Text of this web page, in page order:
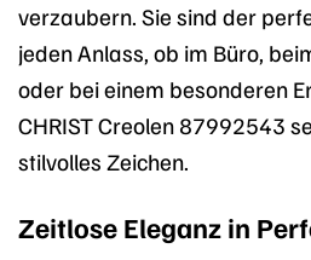
verzaubern. Sie sind der
jeden Anlass, ob im Büro,
oder bei einem besonderen
CHRIST Creolen 87992543
stilvolles Zeichen.
Zeitlose Eleganz in